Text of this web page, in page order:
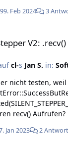
... Unpacking
9. Feb 2024 3
V2:
cl-s Jan S. in:
recv() Aufrufen?
Jan 2023 2